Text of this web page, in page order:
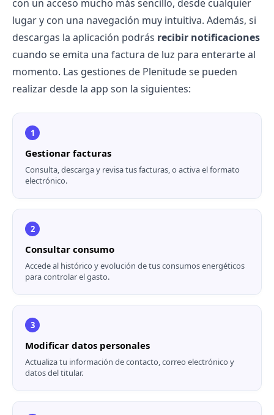
con un acceso mucho más sencillo, desde cualquier
lugar y con una navegación muy intuitiva. Además, si
descargas la aplicación podrás recibir notificaciones
cuando se emita una factura de luz para enterarte al
momento. Las gestiones de Plenitude se pueden
realizar desde la app son la siguientes:
1
Gestionar facturas
Consulta, descarga y revisa tus facturas, o activa el formato
electrónico.
2
Consultar consumo
Accede al histórico y evolución de tus consumos energéticos
para controlar el gasto.
3
Modificar datos personales
Actualiza tu información de contacto, correo electrónico y
datos del titular.